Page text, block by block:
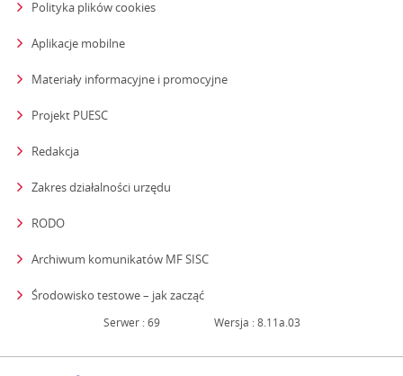
Polityka plików cookies
Aplikacje mobilne
Materiały informacyjne i promocyjne
Projekt PUESC
Redakcja
Zakres działalności urzędu
RODO
Archiwum komunikatów MF SISC
Środowisko testowe – jak zacząćstrona otwiera się w nowym oknie
Serwer : 69 Wersja : 8.11a.03